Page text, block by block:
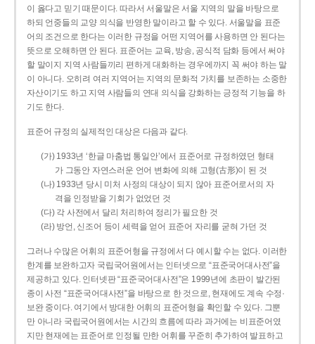
이 옳다고 믿기 때문이다. 따라서 서울말은 서울 지역의 말을 바탕으로
하되 언중들의 교양 의식을 반영한 말이라고 할 수 있다. 서울말을 표준
어의 조건으로 한다는 이러한 규정을 어떤 지역어를 사용하면 안 된다는
뜻으로 오해하면 안 된다. 표준어는 교육, 방송, 공식적 담화 등에서 써야
할 말이지 지역 사람들끼리 편하게 대화하는 경우에까지 꼭 써야 하는 말
이 아니다. 오히려 여러 지역어는 지역의 문화적 가치를 보존하는 소중한
자산이기도 하고 지역 사람들의 연대 의식을 강화하는 긍정적 기능을 하
기도 한다.
표준어 규정의 실제적인 대상은 다음과 같다.
(가) 1933년 ‘한글 마춤법 통일안’에서 표준어로 규정하였던 형태
가 그동안 자연스러운 언어 변화에 의해 고형(古形)이 된 것
(나) 1933년 당시 미처 사정의 대상이 되지 않아 표준어로서의 자
격을 인정받을 기회가 없었던 것
(다) 각 사전에서 달리 처리하여 정리가 필요한 것
(라) 방언, 신조어 등이 세력을 얻어 표준어 자리를 굳혀 가던 것
그러나 수많은 어휘의 표준어형을 규정에서 다 예시할 수는 없다. 이러한
한계를 보완하고자 국립국어원에서는 인터넷으로 “표준국어대사전”을
제공하고 있다. 인터넷판 “표준국어대사전”은 1999년에 초판이 발간된
종이 사전 “표준국어대사전”을 바탕으로 한 것으로, 현재에도 계속 수정·
보완 중이다. 여기에서 방대한 어휘의 표준어형을 확인할 수 있다. 그뿐
만 아니라 국립국어원에서는 시간의 흐름에 따라 과거에는 비표준어였
지만 현재에는 표준어로 인정될 만한 어휘를 꾸준히 추가하여 발표하고